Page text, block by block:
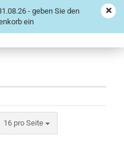
- geben Sie den
ein
16 pro Seite